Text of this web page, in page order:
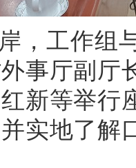
，工作组
事厅副厅
新等举行
实地了解